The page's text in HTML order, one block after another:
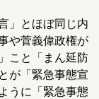
」とほぼ同じ内
や菅義偉政権が
こと「まん延防
が「緊急事態宣
うに「緊急事態